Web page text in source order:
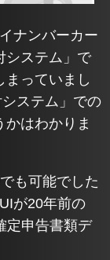
ナンバーカー
システム」で
まっていまし
ステム」での
はわかりま
も可能でした
が20年前の
定申告書類デ